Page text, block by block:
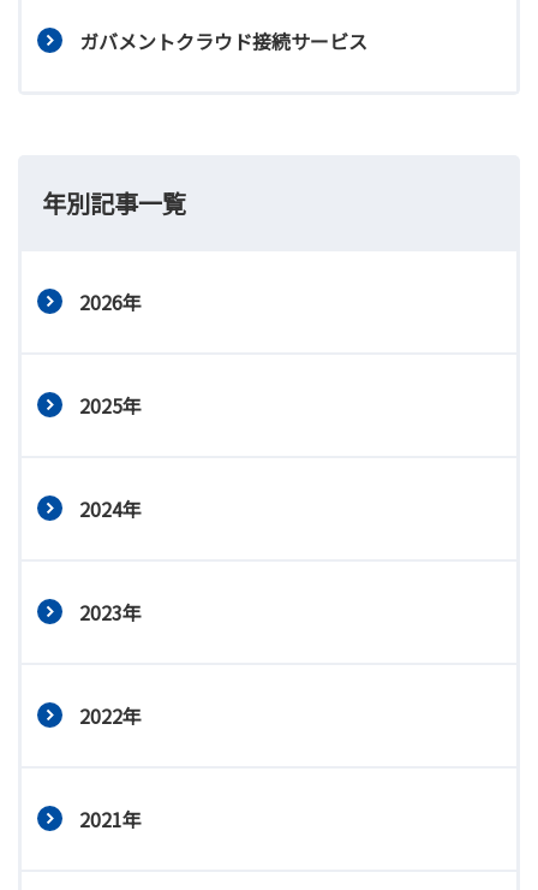
ガバメントクラウド接続サービス
年別記事一覧
2026年
2025年
2024年
2023年
2022年
2021年